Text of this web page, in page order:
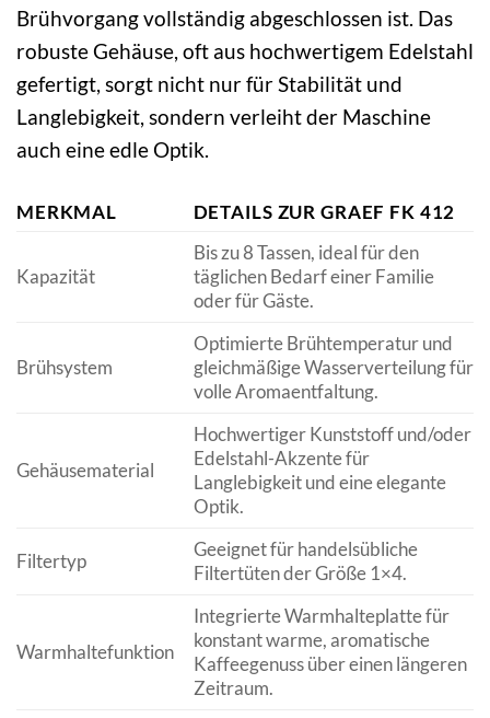
Brühvorgang vollständig abgeschlossen ist. Das
robuste Gehäuse, oft aus hochwertigem Edelstahl
gefertigt, sorgt nicht nur für Stabilität und
Langlebigkeit, sondern verleiht der Maschine
auch eine edle Optik.
MERKMAL DETAILS ZUR GRAEF FK 412
Kapazität
Bis zu 8 Tassen, ideal für den
täglichen Bedarf einer Familie
oder für Gäste.
Brühsystem
Optimierte Brühtemperatur und
gleichmäßige Wasserverteilung für
volle Aromaentfaltung.
Gehäusematerial
Hochwertiger Kunststoff und/oder
Edelstahl-Akzente für
Langlebigkeit und eine elegante
Optik.
Filtertyp
Geeignet für handelsübliche
Filtertüten der Größe 1×4.
Warmhaltefunktion
Integrierte Warmhalteplatte für
konstant warme, aromatische
Kaffeegenuss über einen längeren
Zeitraum.